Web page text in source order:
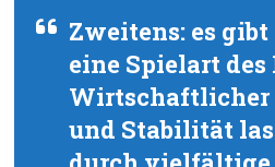
Zweitens: es
eine Spielart
Wirtschaftlicher
und Stabilität